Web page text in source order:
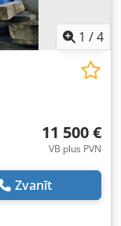
1 /4
11 500 €
VB plus PVN
Zvanīt